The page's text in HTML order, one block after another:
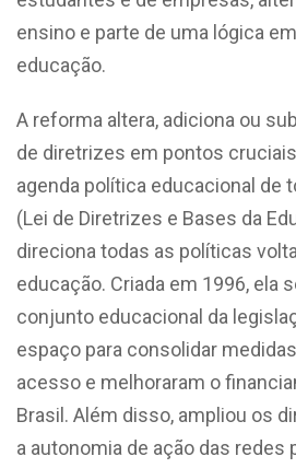
ensino e parte de uma lógica
educação.
A reforma altera, adiciona ou
de diretrizes em pontos
agenda política educacional de
(Lei de Diretrizes e Bases da
direciona todas as políticas
educação. Criada em 1996, ela
conjunto educacional da
espaço para consolidar
acesso e melhoraram o
Brasil. Além disso, ampliou os
a autonomia de ação das redes